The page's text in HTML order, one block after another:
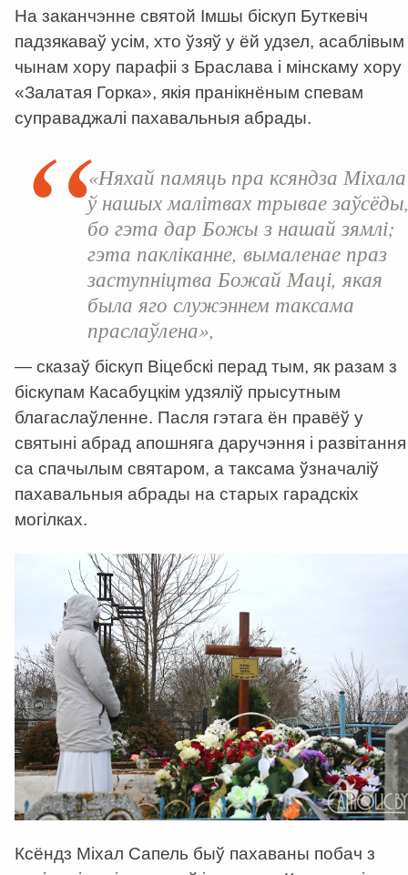
На заканчэнне святой Імшы біскуп Буткевіч
падзякаваў усім, хто ўзяў у ёй удзел, асаблівым
чынам хору парафіі з Браслава і мінскаму хору
«Залатая Горка», якія пранікнёным спевам
суправаджалі пахавальныя абрады.
«Няхай памяць пра ксяндза Міхала
ў нашых малітвах трывае
бо гэта дар Божы з нашай зямлі;
гэта пакліканне, вымаленае праз
заступніцтва Божай Маці, якая
была яго служэннем таксама
праслаўлена»,
— сказаў біскуп Віцебскі перад тым, як разам з
біскупам Касабуцкім удзяліў прысутным
благаслаўленне. Пасля гэтага ён правёў у
святыні абрад апошняга даручэння і развітання
са спачылым святаром, а таксама ўзначаліў
пахавальныя абрады на старых гарадскіх
могілках.
Ксёндз Міхал Сапель быў пахаваны побач з